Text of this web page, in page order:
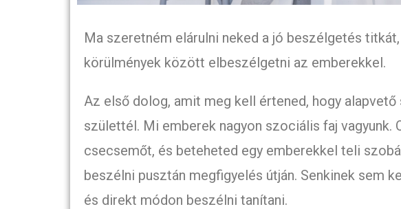
Ma szeretném elárulni neked a jó beszélgetés
körülmények között elbeszélgetni az emberekkel.
Az első dolog, amit meg kell értened, hogy
születtél. Mi emberek nagyon szociális faj vagyunk.
csecsemőt, és beteheted egy emberekkel teli
beszélni pusztán megfigyelés útján. Senkinek sem
és direkt módon beszélni tanítani.